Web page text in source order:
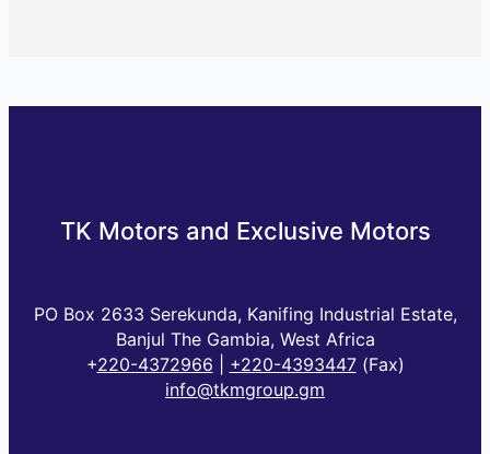
TK Motors and Exclusive Motors
PO Box 2633 Serekunda, Kanifing Industrial Estate,
Banjul The Gambia, West Africa
+220-4372966 +220-4393447(Fax)
info@tkmgroup.gm